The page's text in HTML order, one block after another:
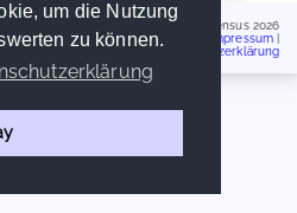
um die Nutzung
zu können.
Handschriftencensus 2026
Impressum
Datenschutzerklärung